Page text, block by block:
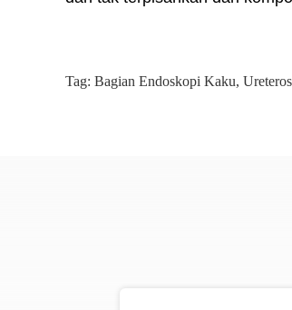
Tag: Bagian Endoskopi Kaku,